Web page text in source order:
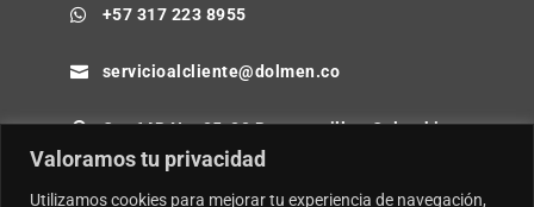
Valoramos tu privacidad
Utilizamos cookies para mejorar tu experiencia de navegación,
 +57 317 223 8955
 servicioalcliente@dolmen.co
 Cra 64B No. 85-80 Barranquilla - Colombia